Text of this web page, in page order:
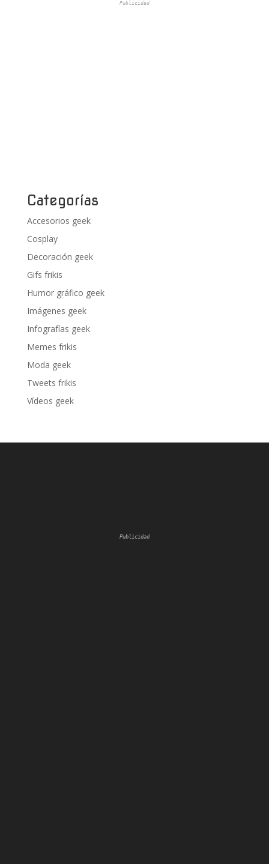
Publicidad
Categorías
Accesorios geek
Cosplay
Decoración geek
Gifs frikis
Humor gráfico geek
Imágenes geek
Infografías geek
Memes frikis
Moda geek
Tweets frikis
Vídeos geek
Publicidad